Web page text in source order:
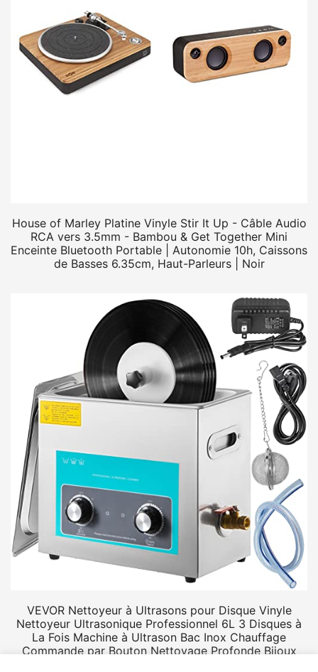
House of Marley Platine Vinyle Stir It Up - Câble Audio
RCA vers 3.5mm - Bambou & Get Together Mini
Enceinte Bluetooth Portable | Autonomie 10h, Caissons
de Basses 6.35cm, Haut-Parleurs | Noir
VEVOR Nettoyeur à Ultrasons pour Disque Vinyle
Nettoyeur Ultrasonique Professionnel 6L 3 Disques à
La Fois Machine à Ultrason Bac Inox Chauffage
Commande par Bouton Nettoyage Profonde Bijoux